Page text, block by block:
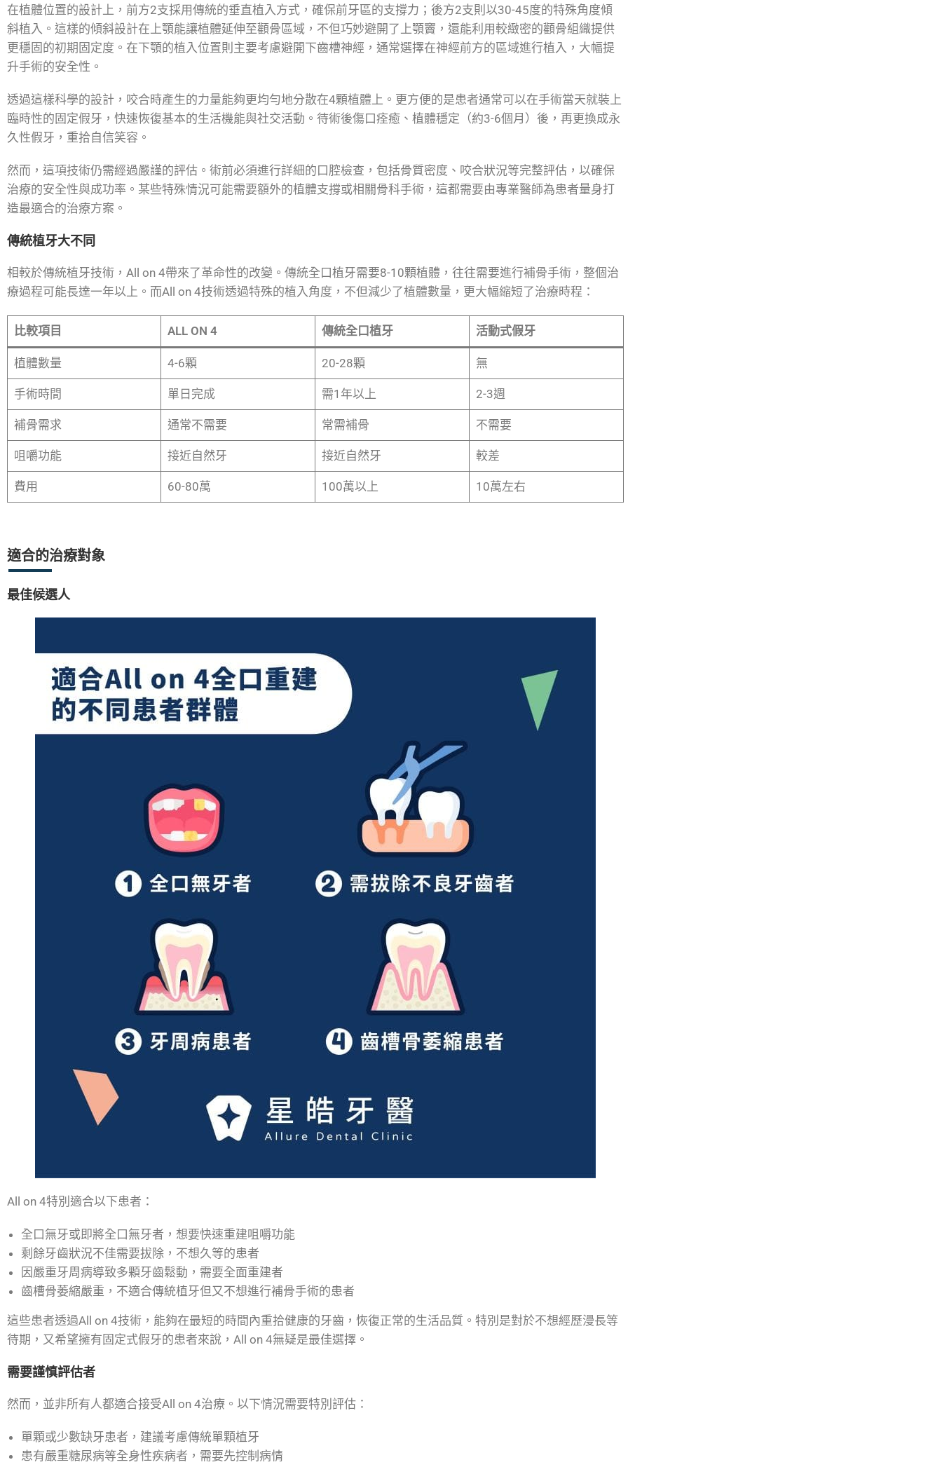
在植體位置的設計上，前方2支採用傳統的垂直植入方式，確保前牙區的支撐力；後方2支則以30-45度的特殊角度傾
斜植入。這樣的傾斜設計在上顎能讓植體延伸至顴骨區域，不但巧妙避開了上顎竇，還能利用較緻密的顴骨組織提供
更穩固的初期固定度。在下顎的植入位置則主要考慮避開下齒槽神經，通常選擇在神經前方的區域進行植入，大幅提
升手術的安全性。
透過這樣科學的設計，咬合時產生的力量能夠更均勻地分散在4顆植體上。更方便的是患者通常可以在手術當天就裝上
臨時性的固定假牙，快速恢復基本的生活機能與社交活動。待術後傷口痊癒、植體穩定（約3-6個月）後，再更換成永
久性假牙，重拾自信笑容。
然而，這項技術仍需經過嚴謹的評估。術前必須進行詳細的口腔檢查，包括骨質密度、咬合狀況等完整評估，以確保
治療的安全性與成功率。某些特殊情況可能需要額外的植體支撐或相關骨科手術，這都需要由專業醫師為患者量身打
造最適合的治療方案。
傳統植牙大不同
相較於傳統植牙技術，All on 4帶來了革命性的改變。傳統全口植牙需要8-10顆植體，往往需要進行補骨手術，整個治
療過程可能長達一年以上。而All on 4技術透過特殊的植入角度，不但減少了植體數量，更大幅縮短了治療時程：
比較項目 ALL ON 4 傳統全口植牙 活動式假牙
植體數量 4-6顆 20-28顆 無
手術時間 單日完成 需1年以上 2-3週
補骨需求 通常不需要 常需補骨 不需要
咀嚼功能 接近自然牙 接近自然牙 較差
費用 60-80萬 100萬以上 10萬左右
適合的治療對象
最佳候選人
All on 4特別適合以下患者：
全口無牙或即將全口無牙者，想要快速重建咀嚼功能
剩餘牙齒狀況不佳需要拔除，不想久等的患者
因嚴重牙周病導致多顆牙齒鬆動，需要全面重建者
齒槽骨萎縮嚴重，不適合傳統植牙但又不想進行補骨手術的患者
這些患者透過All on 4技術，能夠在最短的時間內重拾健康的牙齒，恢復正常的生活品質。特別是對於不想經歷漫長等
待期，又希望擁有固定式假牙的患者來說，All on 4無疑是最佳選擇。
需要謹慎評估者
然而，並非所有人都適合接受All on 4治療。以下情況需要特別評估：
單顆或少數缺牙患者，建議考慮傳統單顆植牙
患有嚴重糖尿病等全身性疾病者，需要先控制病情